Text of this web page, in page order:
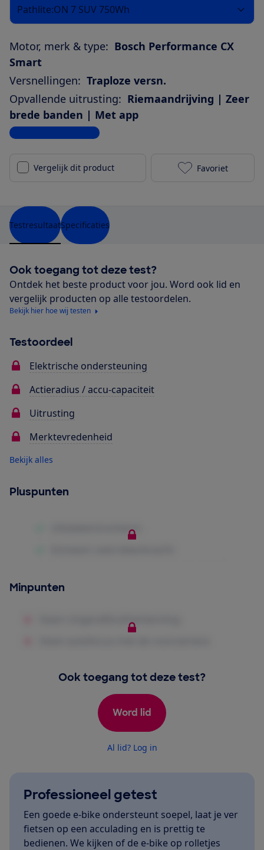
Pathlite:ON 7 SUV 750Wh
Motor, merk & type: Bosch Performance CX
Smart
Versnellingen: Traploze versn.
Opvallende uitrusting: Riemaandrijving | Zeer
brede banden | Met app
Bekijk alle specificaties
Vergelijk dit product Canyon
Favoriet
TestresultaatSpecificaties
Ook toegang tot deze test?
Ontdek het beste product voor jou. Word ook lid en
vergelijk producten op alle testoordelen.
Bekijk hier hoe wij testen
Testoordeel
Elektrische ondersteuning
Actieradius / accu-capaciteit
Uitrusting
Merktevredenheid
Bekijk alles
Pluspunten
Minpunten
Ook toegang tot deze test?
Word lid
Al lid? Log in
Professioneel getest
Een goede e-bike ondersteunt soepel, laat je ver
fietsen op een acculading en is prettig te
bedienen. We kijken of de e-bike op rolletjes